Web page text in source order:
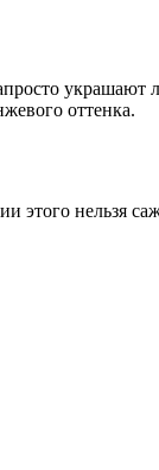
оттенка.
нельзя